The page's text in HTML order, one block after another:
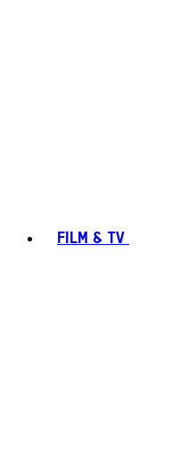
FILM & TV